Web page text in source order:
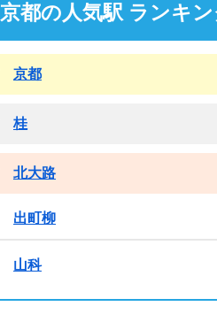
京都の人気駅 ランキ
京都
桂
北大路
出町柳
山科